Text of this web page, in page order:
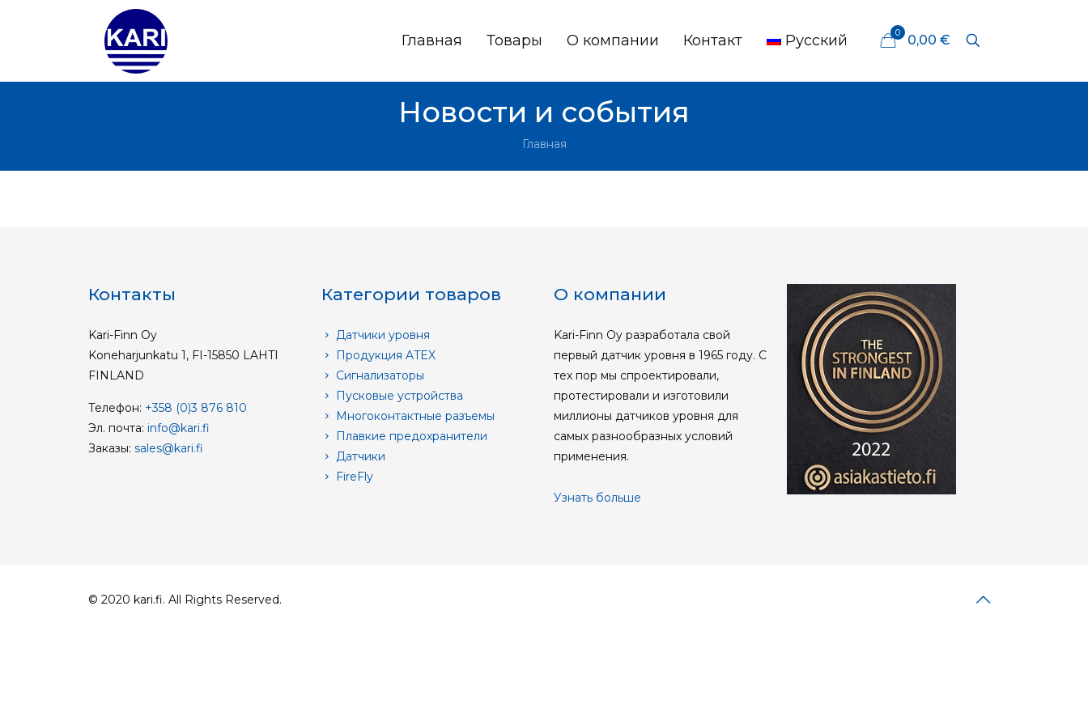
Главная Товары О компании Контакт Русский 0 0,00 €
Новости и события
Главная
Контакты
Kari-Finn Oy
Koneharjunkatu 1, FI-15850 LAHTI
FINLAND
Телефон: +358 (0)3 876 810
Эл. почта: info@kari.fi
Заказы: sales@kari.fi
Категории товаров
Датчики уровня
Продукция ATEX
Сигнализаторы
Пусковые устройства
Многоконтактные разъемы
Плавкие предохранители
Датчики
FireFly
О компании
Kari-Finn Oy разработала свой
первый датчик уровня в 1965 году. С
тех пор мы спроектировали,
протестировали и изготовили
миллионы датчиков уровня для
самых разнообразных условий
применения.
Узнать больше
© 2020 kari.fi. All Rights Reserved.